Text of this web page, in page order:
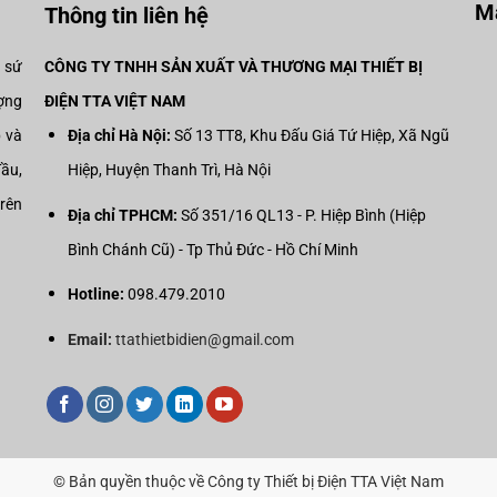
sứ
và
Thông tin liên hệ
CÔNG TY TNHH SẢN XUẤT VÀ THƯƠNG MẠI THIẾT BỊ
ĐIỆN TTA VIỆT NAM
Địa chỉ Hà Nội: Số 13 TT8, Khu Đấu Giá Tứ Hiệp, Xã Ngũ
Hiệp, Huyện Thanh Trì, Hà Nội
Địa chỉ TPHCM: Số 351/16 QL13 - P. Hiệp Bình (Hiệp
Bình Chánh Cũ) - Tp Thủ Đức - Hồ Chí Minh
Hotline: 098.479.2010
Email: ttathietbidien@gmail.com
© Bản quyền thuộc về Công ty Thiết bị Điện TTA Việt Nam